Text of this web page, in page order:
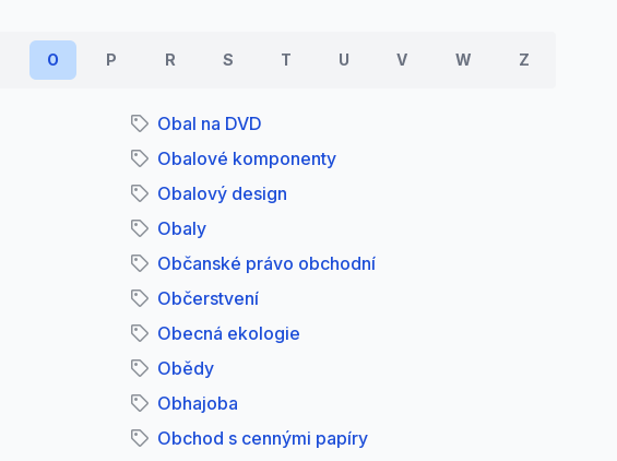
O P R S T U V W Z
Obal na DVD
Obalové komponenty
Obalový design
Obaly
Občanské právo obchodní
Občerstvení
Obecná ekologie
Obědy
Obhajoba
Obchod s cennými papíry